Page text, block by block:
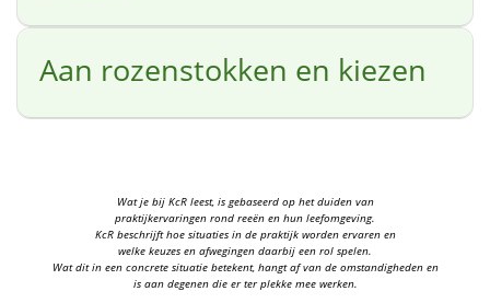
Aan rozenstokken en kiezen
Wat je bij KcR leest, is gebaseerd op het duiden van
praktijkervaringen rond reeën en hun leefomgeving.
KcR beschrijft hoe situaties in de praktijk worden ervaren en
welke keuzes en afwegingen daarbij een rol spelen.
Wat dit in een concrete situatie betekent, hangt af van de omstandigheden en
is aan degenen die er ter plekke mee werken.